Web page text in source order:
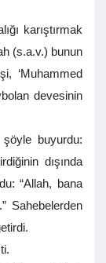
karıştırmak
(s.a.v.) bunun
‘Muhammed
devesinin
buyurdu:
dışında
“Allah, bana
Sahebelerden